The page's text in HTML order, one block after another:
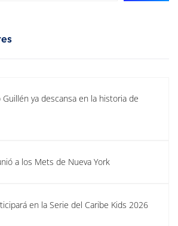
ya descansa en la historia de
a los Mets de Nueva York
en la Serie del Caribe Kids 2026